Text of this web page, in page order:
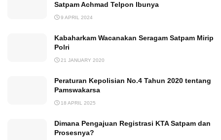
Satpam Achmad Telpon Ibunya
9 APRIL 2024
Kabaharkam Wacanakan Seragam Satpam Mirip
Polri
21 JANUARY 2020
Peraturan Kepolisian No.4 Tahun 2020 tentang
Pamswakarsa
18 APRIL 2025
Dimana Pengajuan Registrasi KTA Satpam dan
Prosesnya?